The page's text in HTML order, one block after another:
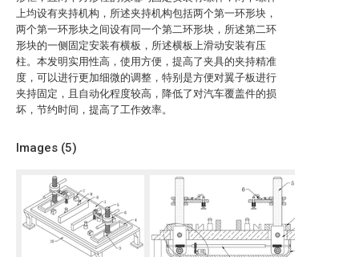
上均设有夹持机构，所述夹持机构包括两个第一环形块，
两个第一环形块之间设有同一个第二环形块，所述第二环
形块的一侧固定安装有横板，所述横板上滑动安装有压
柱。本发明实用性高，使用方便，提高了夹具的夹持精准
度，可以进行更加细微的调整，特别是方便对翼子板进行
夹持固定，且自动化程度较高，降低了对汽车覆盖件的损
坏，节约时间，提高了工作效率。
Images (5)